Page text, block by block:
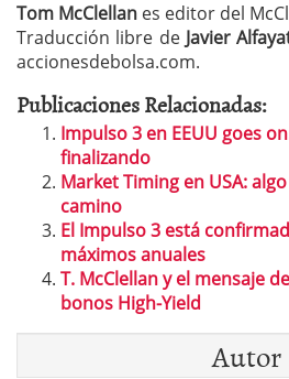
Tom McClellan es editor del
Traducción libre de Javier
accionesdebolsa.com.
Publicaciones Relacionadas:
Impulso 3 en EEUU goes
finalizando
Market Timing en USA:
camino
El Impulso 3 está
máximos anuales
T. McClellan y el mensaje
bonos High-Yield
Autor